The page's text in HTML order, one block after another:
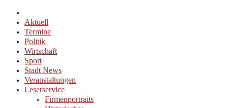
Aktuell
Termine
Politik
Wirtschaft
Sport
Stadt News
Veranstaltungen
Leserservice
Firmenportraits